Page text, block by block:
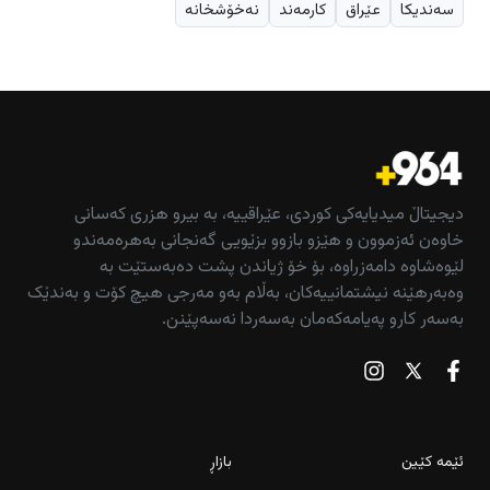
سەندیکا
عێراق کارمەند نەخۆشخانە
دیجیتاڵ میدیایەکی کوردی، عێراقییە، بە بیرو هزری کەسانی
خاوەن ئەزموون و هێزو بازوو بزێویی گەنجانی بەهرەمەندو
لێوەشاوە دامەزراوە، بۆ خۆ ژیاندن پشت دەبەستێت بە
وەبەرهێنە نیشتمانییەکان، بەڵام بەو مەرجی هیچ کۆت و بەندێک
بەسەر کارو پەیامەکەمان بەسەردا نەسەپێنن.
ئێمە کێین
بازاڕ